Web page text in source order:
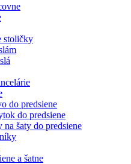
stoličky
do predsiene
do predsiene
šaty do predsiene
a šatne